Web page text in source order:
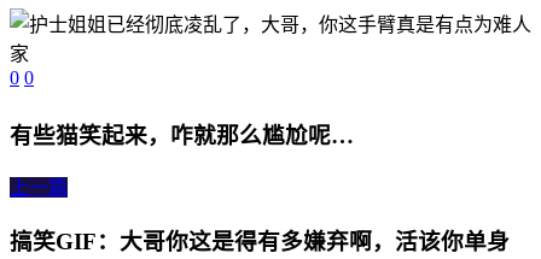
0 0
有些猫笑起来，咋就那么尴尬呢…
上一篇
搞笑GIF：大哥你这是得有多嫌弃啊，活该你单身